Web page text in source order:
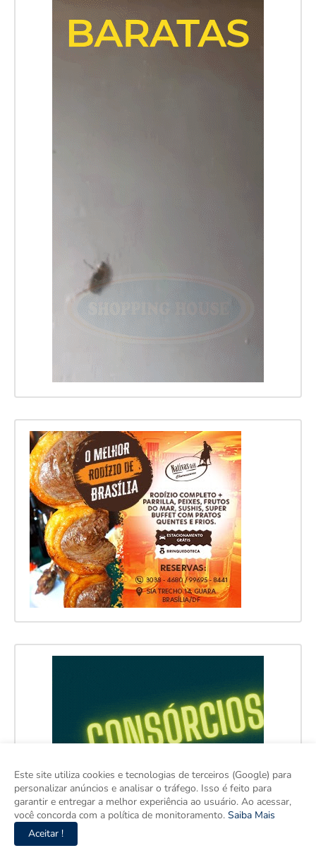
Este site utiliza cookies e tecnologias de terceiros (Google) para
personalizar anúncios e analisar o tráfego. Isso é feito para
garantir e entregar a melhor experiência ao usuário. Ao acessar,
você concorda com a política de monitoramento. Saiba Mais
Aceitar !